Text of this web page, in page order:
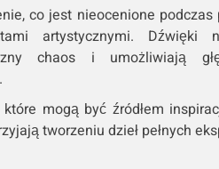
co jest nieocenione podczas
artystycznymi. Dźwięki
chaos i umożliwiają
mogą być źródłem
tworzeniu dzieł pełnych